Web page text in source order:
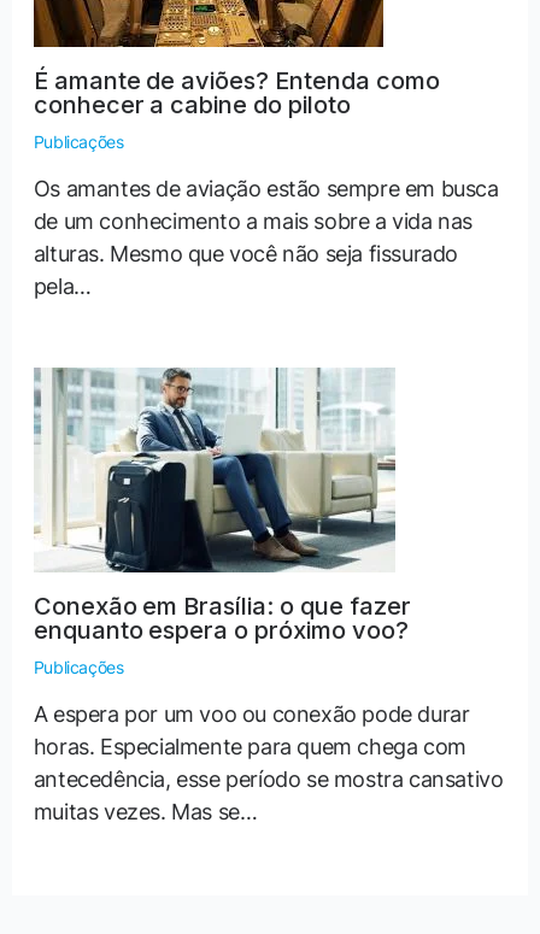
É amante de aviões? Entenda como
conhecer a cabine do piloto
Publicações
Os amantes de aviação estão sempre em busca
de um conhecimento a mais sobre a vida nas
alturas. Mesmo que você não seja fissurado
pela…
Conexão em Brasília: o que fazer
enquanto espera o próximo voo?
Publicações
A espera por um voo ou conexão pode durar
horas. Especialmente para quem chega com
antecedência, esse período se mostra cansativo
muitas vezes. Mas se…